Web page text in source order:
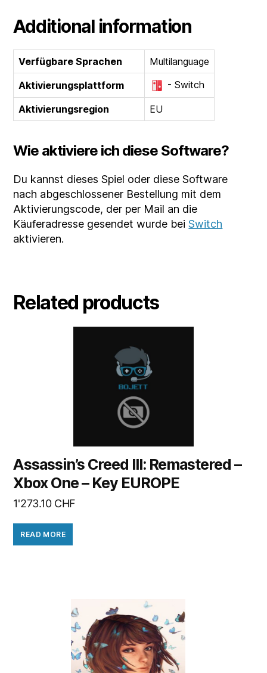
Additional information
Verfügbare Sprachen
Multilanguage
Aktivierungsplattform
- Switch
Aktivierungsregion EU
Wie aktiviere ich diese Software?
Du kannst dieses Spiel oder diese Software
nach abgeschlossener Bestellung mit dem
Aktivierungscode, der per Mail an die
Käuferadresse gesendet wurde beiSwitch
aktivieren.
Related products
Assassin’s Creed III: Remastered –
Xbox One – Key EUROPE
1'273.10 CHF
READ MORE